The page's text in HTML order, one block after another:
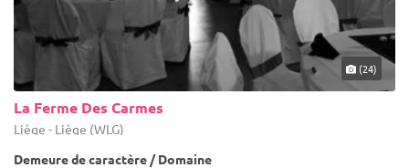
(24)
La Ferme Des Carmes
Liège - Liège (WLG)
Demeure de caractère / Domaine